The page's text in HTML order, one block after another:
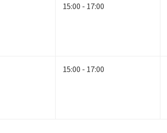
15:00 - 17:00
15:00 - 17:00